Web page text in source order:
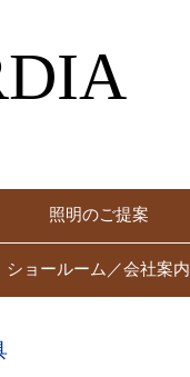
照明のご提案
ショールーム／会社案内